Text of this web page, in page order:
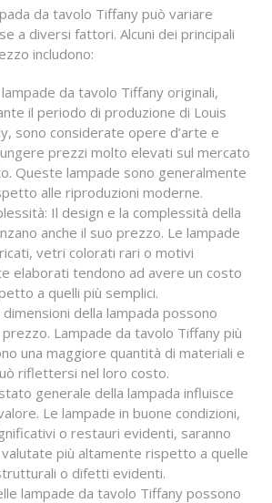
da tavolo Tiffany può variare
a diversi fattori. Alcuni dei principali
includono:
da tavolo Tiffany originali,
il periodo di produzione di Louis
sono considerate opere d’arte e
prezzi molto elevati sul mercato
Queste lampade sono generalmente
alle riproduzioni moderne.
Il design e la complessità della
anche il suo prezzo. Le lampade
vetri colorati rari o motivi
elaborati tendono ad avere un costo
a quelli più semplici.
dimensioni della lampada possono
Lampade da tavolo Tiffany più
una maggiore quantità di materiali e
riflettersi nel loro costo.
generale della lampada influisce
Le lampade in buone condizioni,
o restauri evidenti, saranno
più altamente rispetto a quelle
o difetti evidenti.
lampade da tavolo Tiffany possono